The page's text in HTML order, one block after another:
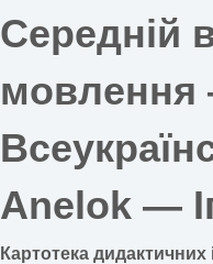
Середній
Anelok —
Картотека дидактичних